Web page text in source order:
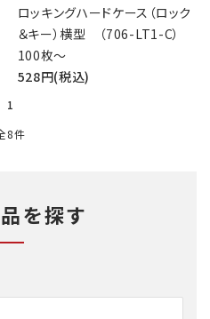
ロッキングハードケース（ロック
＆キー）横型 （706-LT1-C）
100枚～
528円(税込)
1
8件
を探す